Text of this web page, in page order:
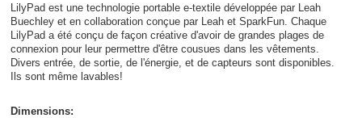
LilyPad est une technologie portable e-textile développée par Leah
Buechley et en collaboration conçue par Leah et SparkFun. Chaque
LilyPad a été conçu de façon créative d'avoir de grandes plages de
connexion pour leur permettre d'être cousues dans les vêtements.
Divers entrée, de sortie, de l'énergie, et de capteurs sont disponibles.
Ils sont même lavables!
Dimensions: